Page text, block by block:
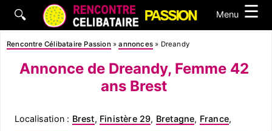
🔍 Menu ☰
Rencontre Célibataire Passion »annonces » Dreandy
Annonce de Dreandy, Femme 42
ans Brest
Localisation : Brest, Finistère 29, Bretagne, France,